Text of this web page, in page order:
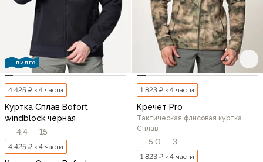
ВИДЕО
4 425 ₽ × 4 части
Куртка Сплав Bofort
windblock черная
4,4
15
4 425 ₽ × 4 части
1 823 ₽ × 4 части
Кречет Pro
Тактическая флисовая куртка
Сплав
5,0 3
1 823 ₽ × 4 части